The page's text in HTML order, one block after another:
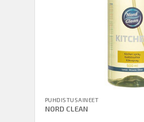
PUHDISTUSAINEET
NORD CLEAN